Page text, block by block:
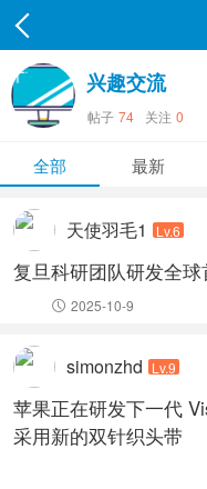
兴趣交流
帖子 74 关注 0
全部 最新
天使羽毛1 Lv.6
复旦科研团队研发全
 2025-10-9
simonzhd Lv.9
苹果正在研发下一代
采用新的双针织头带